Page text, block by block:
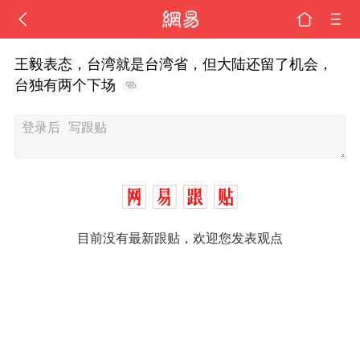
王毅表态，台湾就是台湾省，但大陆还留了机会，
台独有两个下场
目前没有最新跟贴，欢迎您发表观点